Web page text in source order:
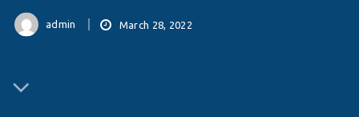
admin March 28, 2022